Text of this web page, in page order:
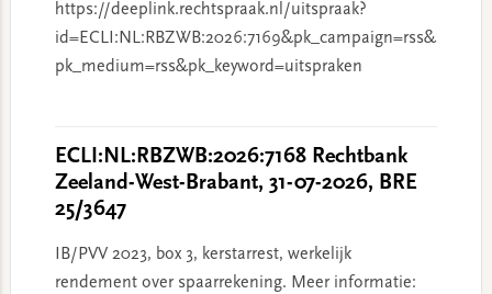
https://deeplink.rechtspraak.nl/uitspraak?
id=ECLI:NL:RBZWB:2026:7169&pk_campaign=rss&
pk_medium=rss&pk_keyword=uitspraken
ECLI:NL:RBZWB:2026:7168 Rechtbank
Zeeland-West-Brabant, 31-07-2026, BRE
25/3647
IB/PVV 2023, box 3, kerstarrest, werkelijk
rendement over spaarrekening. Meer informatie: